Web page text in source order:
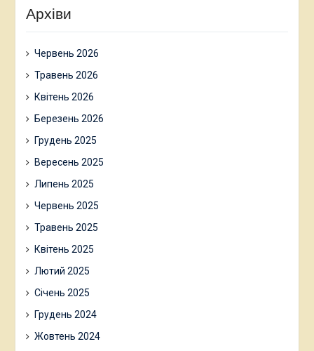
Архіви
Червень 2026
Травень 2026
Квітень 2026
Березень 2026
Грудень 2025
Вересень 2025
Липень 2025
Червень 2025
Травень 2025
Квітень 2025
Лютий 2025
Січень 2025
Грудень 2024
Жовтень 2024